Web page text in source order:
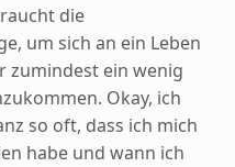
die
um sich an ein Leben
zumindest ein wenig
Okay, ich
so oft, dass ich mich
habe und wann ich